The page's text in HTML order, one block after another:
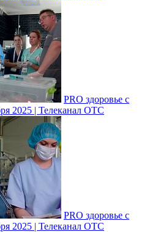
PRO здоровье с
2025 | Телеканал ОТС
PRO здоровье с
2025 | Телеканал ОТС